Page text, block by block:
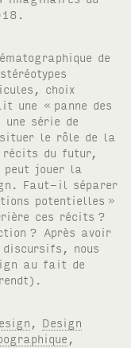
de
choix
une « panne des
série de
le rôle de la
du futur,
peut jouer la
Faut-il séparer
potentielles »
ces récits ?
? Après avoir
nous
au fait de
Design